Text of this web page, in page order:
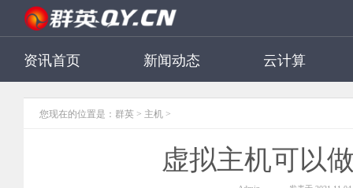
资讯首页 新闻动态 云计算
您现在的位置是： 群英 > 主机 >
虚拟主机可以